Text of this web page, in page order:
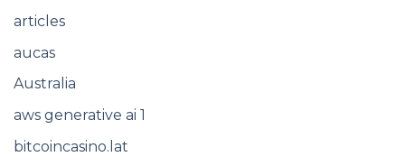
articles
aucas
Australia
aws generative ai 1
bitcoincasino.lat